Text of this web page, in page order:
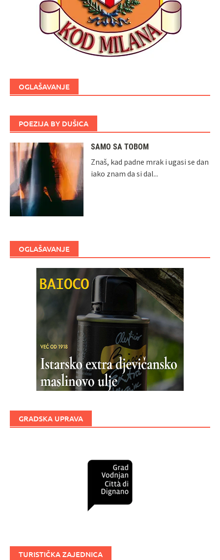
OGLAŠAVANJE
POEZIJA BY DUŠICA
SAMO SA TOBOM
Znaš, kad padne mrak i ugasi se dan
iako znam da si dal...
OGLAŠAVANJE
GRADSKA UPRAVA
TURISTIČKA ZAJEDNICA